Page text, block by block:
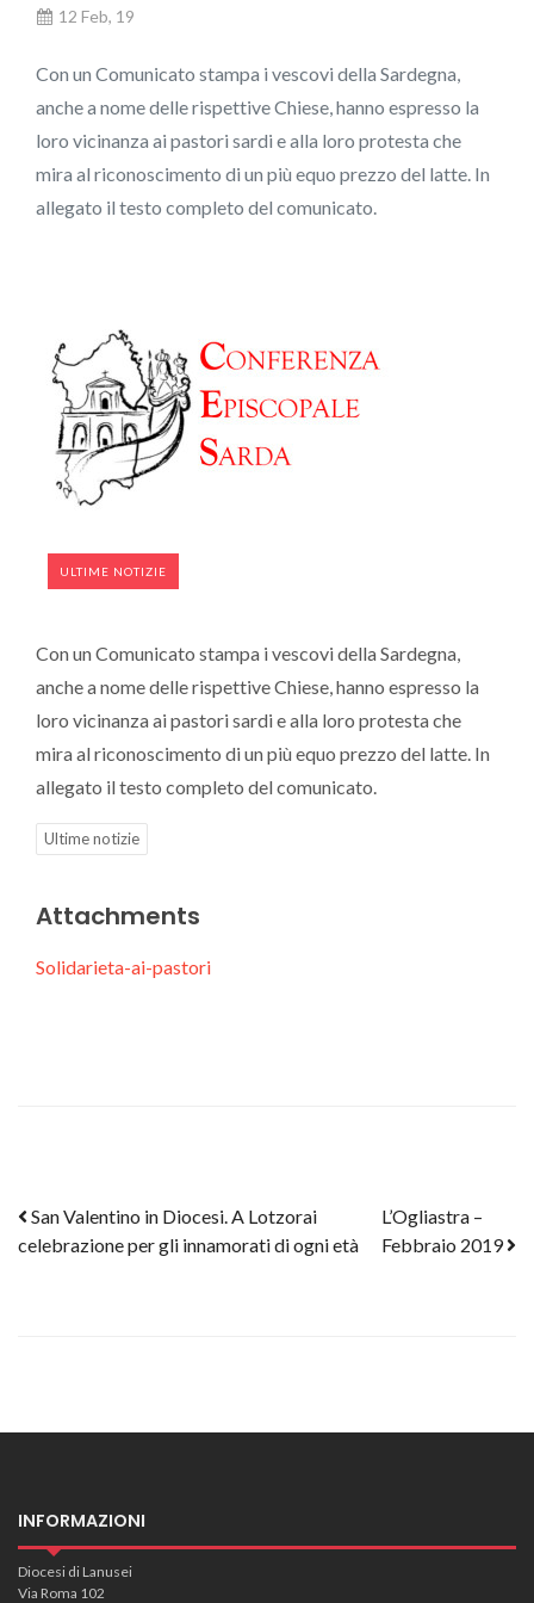
12 Feb, 19
Con un Comunicato stampa i vescovi della Sardegna,
anche a nome delle rispettive Chiese, hanno espresso la
loro vicinanza ai pastori sardi e alla loro protesta che
mira al riconoscimento di un più equo prezzo del latte. In
allegato il testo completo del comunicato.
ULTIME NOTIZIE
Con un Comunicato stampa i vescovi della Sardegna,
anche a nome delle rispettive Chiese, hanno espresso la
loro vicinanza ai pastori sardi e alla loro protesta che
mira al riconoscimento di un più equo prezzo del latte. In
allegato il testo completo del comunicato.
Ultime notizie
Attachments
Solidarieta-ai-pastori
Post navigation
San Valentino in Diocesi. A Lotzorai
celebrazione per gli innamorati di ogni età
L’Ogliastra –
Febbraio 2019
INFORMAZIONI
Diocesi di Lanusei
Via Roma 102